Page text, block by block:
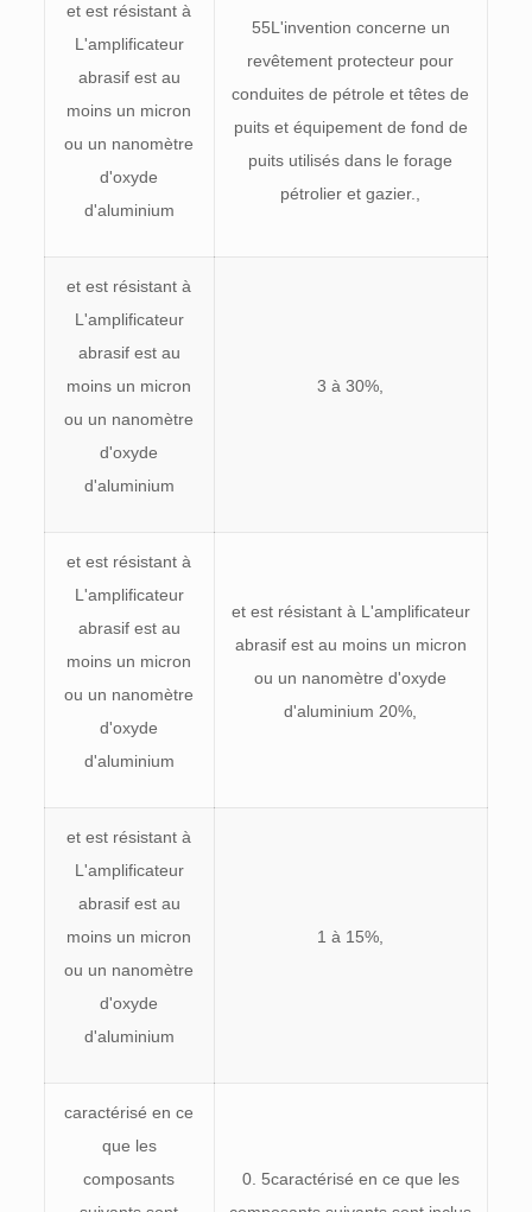
et est résistant à
L'amplificateur
abrasif est au
moins un micron
ou un nanomètre
d'oxyde
d'aluminium
55L'invention concerne un
revêtement protecteur pour
conduites de pétrole et têtes de
puits et équipement de fond de
puits utilisés dans le forage
pétrolier et gazier.,
et est résistant à
L'amplificateur
abrasif est au
moins un micron
ou un nanomètre
d'oxyde
d'aluminium
3 à 30%,
et est résistant à
L'amplificateur
abrasif est au
moins un micron
ou un nanomètre
d'oxyde
d'aluminium
et est résistant à L'amplificateur
abrasif est au moins un micron
ou un nanomètre d'oxyde
d'aluminium 20%,
et est résistant à
L'amplificateur
abrasif est au
moins un micron
ou un nanomètre
d'oxyde
d'aluminium
1 à 15%,
caractérisé en ce
que les
composants
0. 5caractérisé en ce que les